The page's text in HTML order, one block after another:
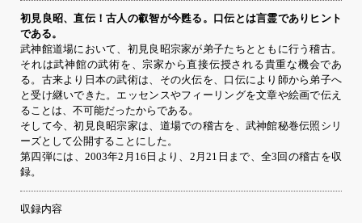
初見良昭、直伝！古人の叡智が今甦る。口伝とは言霊でありヒント
である。
武神館道場において、初見良昭宗家が弟子たちとともに行う稽古。
それは武神館の武術を、宗家から直接伝授される貴重な機会であ
る。古来より日本の武術は、その火伝を、口伝により師から弟子へ
と受け継いできた。エッセンスやフィーリングを文章や絵画で伝え
ることは、不可能だったからである。
そして今、初見良昭宗家は、道場での稽古を、武神館秘巻伝照シリ
ーズとして公開することにした。
第四弾には、2003年2月16日より、2月21日まで、全3回の稽古を収
録。
収録内容